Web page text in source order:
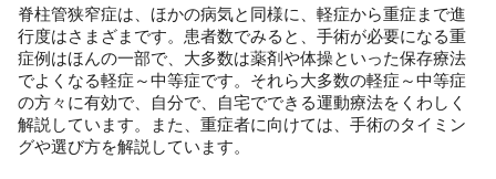
脊柱管狭窄症は、ほかの病気と同様に、軽症から重症まで進
行度はさまざまです。患者数でみると、手術が必要になる重
症例はほんの一部で、大多数は薬剤や体操といった保存療法
でよくなる軽症～中等症です。それら大多数の軽症～中等症
の方々に有効で、自分で、自宅でできる運動療法をくわしく
解説しています。また、重症者に向けては、手術のタイミン
グや選び方を解説しています。